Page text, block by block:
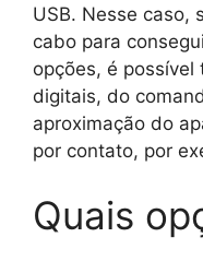
USB. Nesse caso,
cabo para
opções, é
digitais, do
aproximação do
por contato, por
Quais